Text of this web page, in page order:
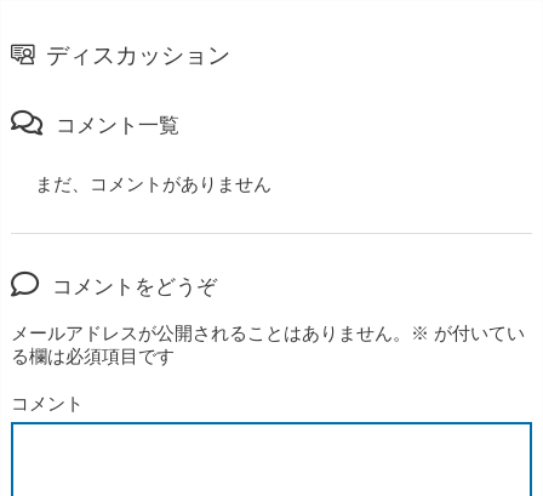
ディスカッション
コメント一覧
まだ、コメントがありません
コメントをどうぞ
メールアドレスが公開されることはありません。 ※ が付いてい
る欄は必須項目です
コメント